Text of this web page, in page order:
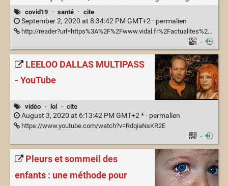
covid19 · santé · cite
September 2, 2020 at 8:34:42 PM GMT+2 · permalien
http://reader?url=https%3A%2F%2Fwww.vidal.fr%2Factualites%2F24868%2Ftest_serologique_covid_19_sept_indications_recommandees_par_la_has%2F
·
LEELOO DALLAS MULTIPASS
- YouTube
vidéo · lol · cite
August 3, 2020 at 6:13:42 PM GMT+2 * · permalien
https://www.youtube.com/watch?v=RdqiaNsKR2E
·
Pleurs et sommeil des
enfants : une méthode pour